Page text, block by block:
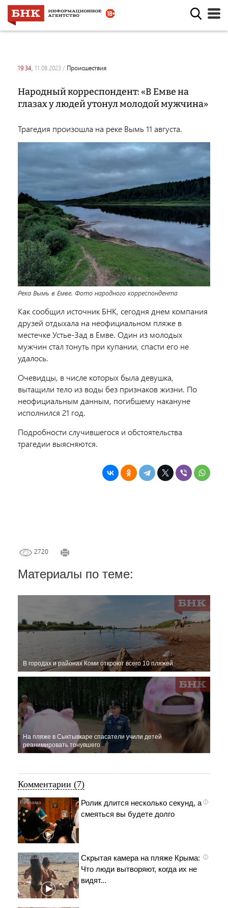
19:34, 11.08.2023 / происшествия
Народный корреспондент: «В Емве на
глазах у людей утонул молодой мужчина»
Трагедия произошла на реке Вымь 11 августа.
Река Вымь в Емве. Фото народного корреспондента
Как сообщил источник БНК, сегодня днем компания
друзей отдыхала на неофициальном пляже в
местечкеУстье-Зад в Емве. Один из молодых
мужчин стал тонуть при купании, спасти его не
удалось.
Очевидцы, в числе которых была девушка,
вытащили тело из воды без признаков жизни. По
неофициальным данным, погибшему накануне
исполнился 21 год.
Подробности случившегося и обстоятельства
трагедии выясняются.
2720
Материалы по теме:
В городах и районах Коми откроют всего 10 пляжей
На пляже в Сыктывкаре спасатели учили детей
реанимировать тонувшего
Комментарии (7)
i
Ролик длится несколько секунд, а
смеяться вы будете долго
i
Скрытая камера на пляже Крыма:
Что люди вытворяют, когда их не
видят...